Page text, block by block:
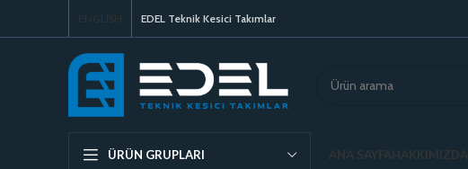
ENGLISH EDEL Teknik Kesici Takımlar
ÜRÜN GRUPLARI ANA SAYFAHAKKIMIZDA